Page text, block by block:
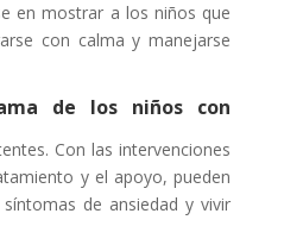
en mostrar a los niños que
con calma y manejarse
de los niños con
Con las intervenciones
y el apoyo, pueden
de ansiedad y vivir